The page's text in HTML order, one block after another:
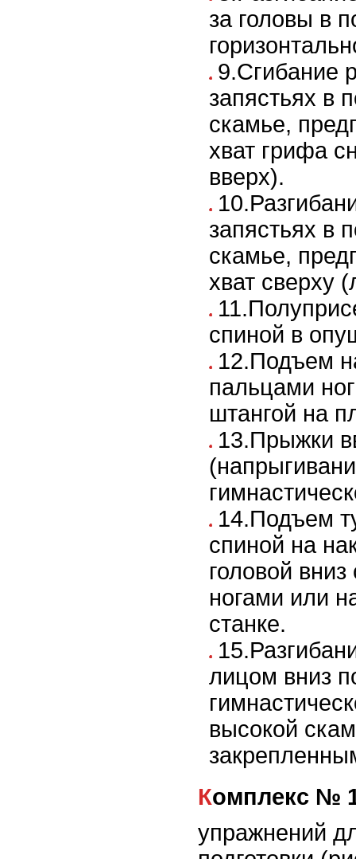
за головы в
9.Сгибание
запястьях в
скамье,
хват грифа
вверх).
запястьях в
скамье,
хват сверху
спиной в
12.Подъем
пальцами
штангой на
13.Прыжки
14.Подъем
спиной на
головой
ногами или
станке.
лицом вниз
высокой
Комплекс №
упражнений